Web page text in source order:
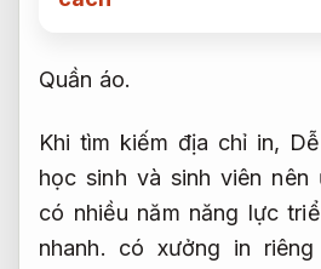
Quần áo.
Khi tìm kiếm địa chỉ in,
học sinh và sinh viên nên
có nhiều năm năng lực
nhanh. có xưởng in